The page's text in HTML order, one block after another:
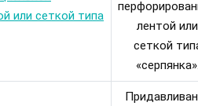
лентой или
сеткой